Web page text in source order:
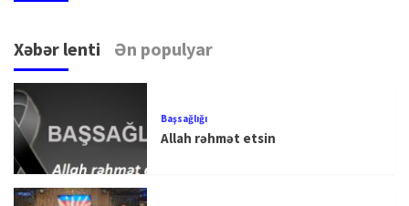
Xəbər lenti Ən populyar
Başsağlığı
Allah rəhmət etsin